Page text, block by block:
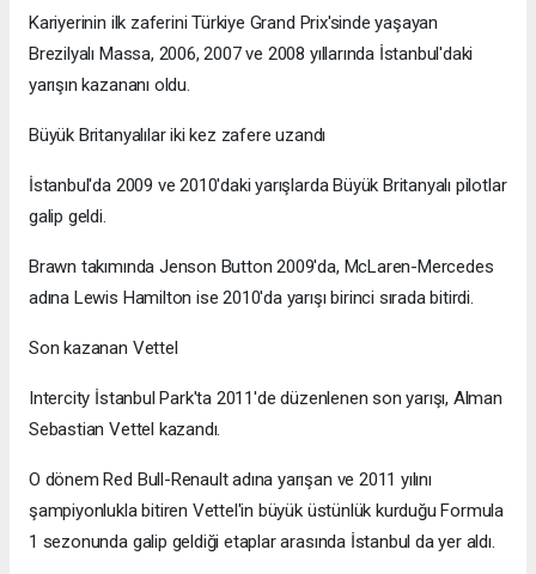
Kariyerinin ilk zaferini Türkiye Grand Prix'sinde yaşayan
Brezilyalı Massa, 2006, 2007 ve 2008 yıllarında İstanbul'daki
yarışın kazananı oldu.
Büyük Britanyalılar iki kez zafere uzandı
İstanbul'da 2009 ve 2010'daki yarışlarda Büyük Britanyalı pilotlar
galip geldi.
Brawn takımında Jenson Button 2009'da, McLaren-Mercedes
adına Lewis Hamilton ise 2010'da yarışı birinci sırada bitirdi.
Son kazanan Vettel
Intercity İstanbul Park'ta 2011'de düzenlenen son yarışı, Alman
Sebastian Vettel kazandı.
O dönem Red Bull-Renault adına yarışan ve 2011 yılını
şampiyonlukla bitiren Vettel'in büyük üstünlük kurduğu Formula
1 sezonunda galip geldiği etaplar arasında İstanbul da yer aldı.